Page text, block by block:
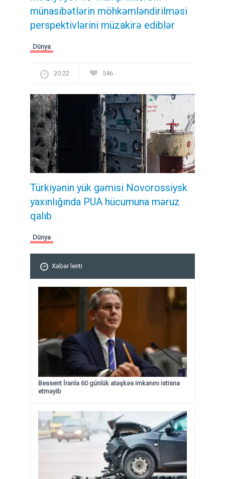
münasibətlərin möhkəmləndirilməsi
perspektivlərini müzakirə ediblər
Dünya
20:22 546
Türkiyənin yük gəmisi Novorossiysk
yaxınlığında PUA hücumuna məruz
qalıb
Dünya
Xəbər lenti
Bessent İranla 60 günlük atəşkəs imkanını istisna
etməyib